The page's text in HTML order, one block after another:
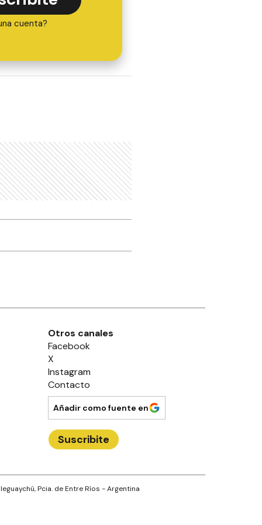
cuenta?
Otros canales
Facebook
X
Instagram
Contacto
Añadir como fuente en
Suscribite
, Pcia. de Entre Ríos - Argentina